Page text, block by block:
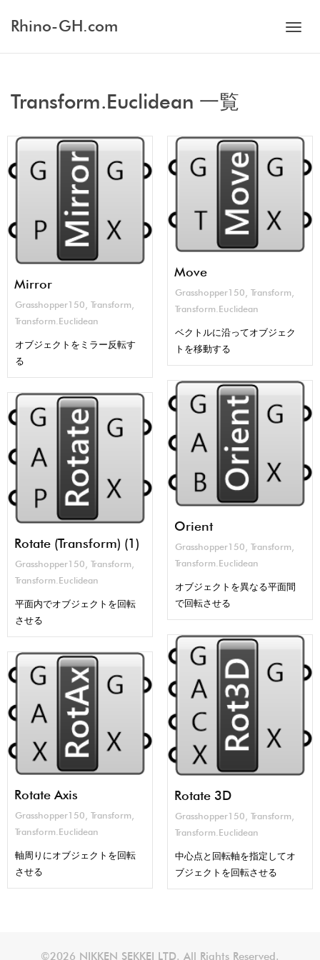
Rhino-GH.com
Transform.Euclidean 一覧
Mirror
Grasshopper150 Transform
Transform.Euclidean
オブジェクトをミラー反転す
る
Move
Grasshopper150 , Transform ,
Transform.Euclidean
ベクトルに沿ってオブジェク
トを移動する
Orient
Grasshopper150 , Transform ,
Transform.Euclidean
オブジェクトを異なる平面間
で回転させる
Rotate (Transform) (1)
Grasshopper150 , Transform ,
Transform.Euclidean
平面内でオブジェクトを回転
させる
Rotate 3D
Grasshopper150 Transform
Transform.Euclidean
中心点と回転軸を指定してオ
ブジェクトを回転させる
Rotate Axis
Grasshopper150 Transform
Transform.Euclidean
軸周りにオブジェクトを回転
させる
©2026 NIKKEN SEKKEI LTD. All Rights Reserved.